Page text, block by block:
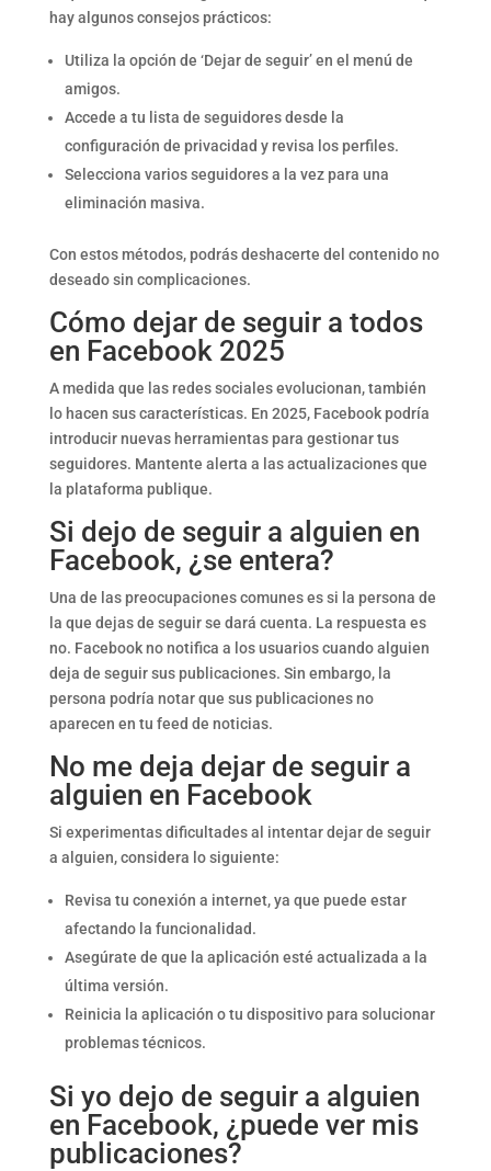
hay algunos consejos prácticos:
Utiliza la opción de ‘Dejar de seguir’ en el menú de
amigos.
Accede a tu lista de seguidores desde la
configuración de privacidad y revisa los perfiles.
Selecciona varios seguidores a la vez para una
eliminación masiva.
Con estos métodos, podrás deshacerte del contenido no
deseado sin complicaciones.
Cómo dejar de seguir a todos
en Facebook 2025
A medida que las redes sociales evolucionan, también
lo hacen sus características. En 2025, Facebook podría
introducir nuevas herramientas para gestionar tus
seguidores. Mantente alerta a las actualizaciones que
la plataforma publique.
Si dejo de seguir a alguien en
Facebook, ¿se entera?
Una de las preocupaciones comunes es si la persona de
la que dejas de seguir se dará cuenta. La respuesta es
no. Facebook no notifica a los usuarios cuando alguien
deja de seguir sus publicaciones. Sin embargo, la
persona podría notar que sus publicaciones no
aparecen en tu feed de noticias.
No me deja dejar de seguir a
alguien en Facebook
Si experimentas dificultades al intentar dejar de seguir
a alguien, considera lo siguiente:
Revisa tu conexión a internet, ya que puede estar
afectando la funcionalidad.
Asegúrate de que la aplicación esté actualizada a la
última versión.
Reinicia la aplicación o tu dispositivo para solucionar
problemas técnicos.
Si yo dejo de seguir a alguien
en Facebook, ¿puede ver mis
publicaciones?